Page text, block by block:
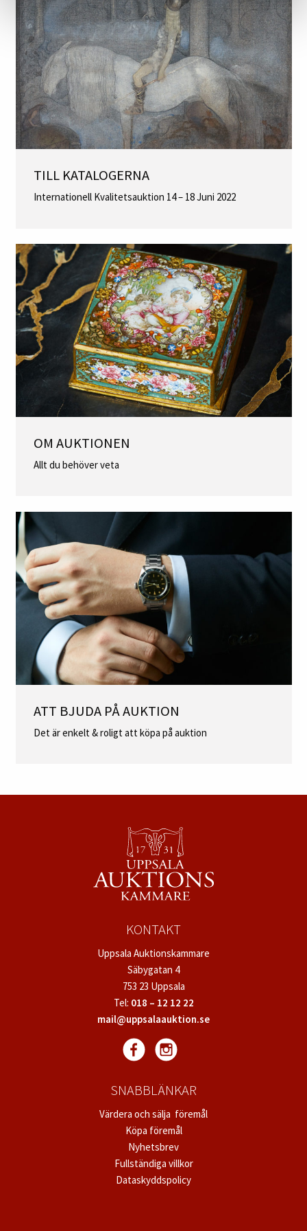
TILL KATALOGERNA
Internationell Kvalitetsauktion 14 – 18 Juni 2022
OM AUKTIONEN
Allt du behöver veta
ATT BJUDA PÅ AUKTION
Det är enkelt & roligt att köpa på auktion
KONTAKT
Uppsala Auktionskammare
Säbygatan 4
753 23 Uppsala
Tel: 018 – 12 12 22
mail@uppsalaauktion.se
SNABBLÄNKAR
Värdera och sälja föremål
Köpa föremål
Nyhetsbrev
Fullständiga villkor
Dataskyddspolicy